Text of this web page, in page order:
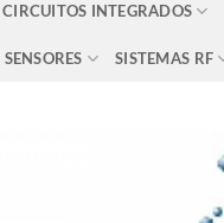
CIRCUITOS INTEGRADOS
SENSORES SISTEMAS RF